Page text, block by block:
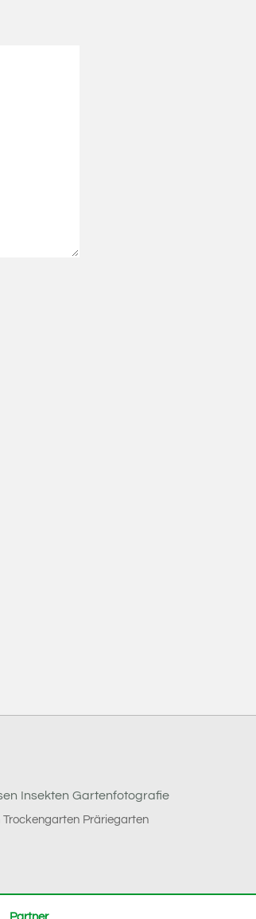
Insekten Gartenfotografie
Trockengarten Präriegarten